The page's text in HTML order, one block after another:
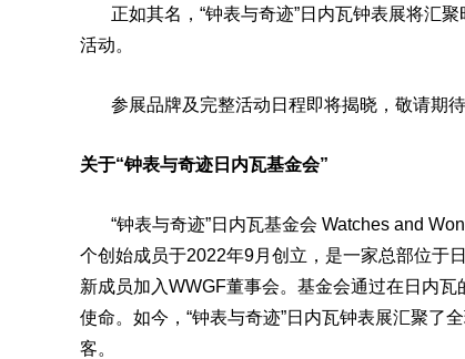
正如其名，“钟表与奇迹”日内瓦钟表展将汇聚
活动。
参展品牌及完整活动日程即将揭晓，敬请期待
关于“钟表与奇迹日内瓦基金会”
“钟表与奇迹”日内瓦基金会 Watches and
个创始成员于2022年9月创立，是一家总部位于
新成员加入WWGF董事会。基金会通过在日内
使命。如今，“钟表与奇迹”日内瓦钟表展汇聚了
客。